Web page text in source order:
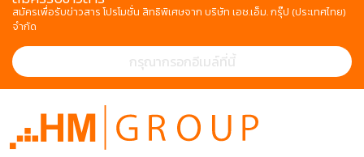
สมัครเพื่อรับข่าวสาร โปรโมชั่น สิทธิพิเศษจาก บริษัท เอช.เอ็ม. กรุ๊ป (ประเทศไทย)
จำกัด